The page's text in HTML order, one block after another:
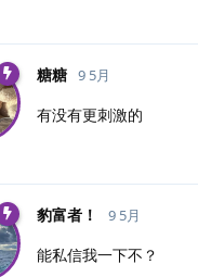
糖糖 9 5月
有没有更刺激的
豹富者！ 9 5月
能私信我一下不？